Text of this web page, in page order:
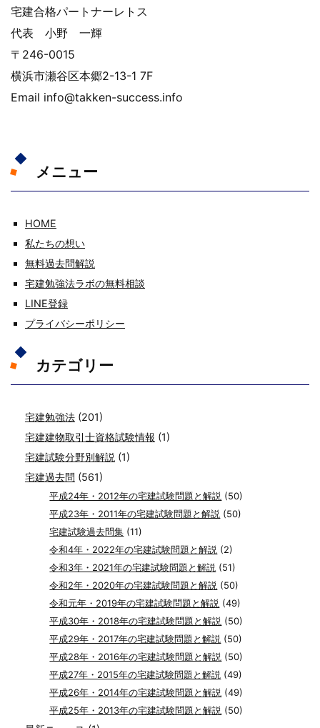
宅建合格パートナーレトス
代表 小野 一輝
〒246-0015
横浜市瀬谷区本郷2-13-1 7F
Email info@takken-success.info
メニュー
HOME
私たちの想い
無料過去問解説
宅建勉強法ラボの無料相談
LINE登録
プライバシーポリシー
カテゴリー
宅建勉強法 (201)
宅建建物取引士資格試験情報 (1)
宅建試験分野別解説 (1)
宅建過去問 (561)
平成24年・2012年の宅建試験問題と解説 (50)
平成23年・2011年の宅建試験問題と解説 (50)
宅建試験過去問集 (11)
令和4年・2022年の宅建試験問題と解説 (2)
令和3年・2021年の宅建試験問題と解説 (51)
令和2年・2020年の宅建試験問題と解説 (50)
令和元年・2019年の宅建試験問題と解説 (49)
平成30年・2018年の宅建試験問題と解説 (50)
平成29年・2017年の宅建試験問題と解説 (50)
平成28年・2016年の宅建試験問題と解説 (50)
平成27年・2015年の宅建試験問題と解説 (49)
平成26年・2014年の宅建試験問題と解説 (49)
平成25年・2013年の宅建試験問題と解説 (50)